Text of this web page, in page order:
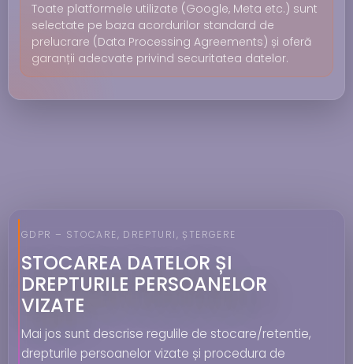
Toate platformele utilizate (Google, Meta etc.) sunt
selectate pe baza acordurilor standard de
prelucrare (Data Processing Agreements) și oferă
garanții adecvate privind securitatea datelor.
GDPR – STOCARE, DREPTURI, ȘTERGERE
STOCAREA DATELOR ȘI
DREPTURILE PERSOANELOR
VIZATE
Mai jos sunt descrise regulile de stocare/retentie,
drepturile persoanelor vizate și procedura de